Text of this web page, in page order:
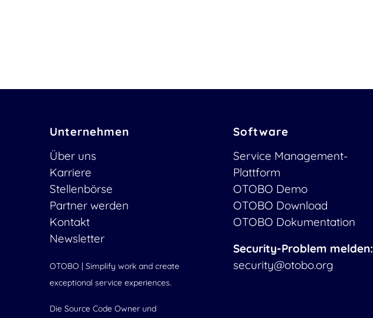
Unternehmen
Über uns
Karriere
Stellenbörse
Partner werden
Kontakt
Newsletter
OTOBO | Simplify work and create
exceptional service experiences.
Die Source Code Owner und
Software
Service Management-
Plattform
OTOBO Demo
OTOBO Download
OTOBO Dokumentation
Security-Problem melden:
security@otobo.org